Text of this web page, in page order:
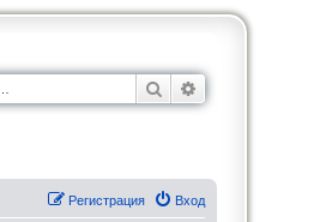
Поиск
Вход
Регистрация